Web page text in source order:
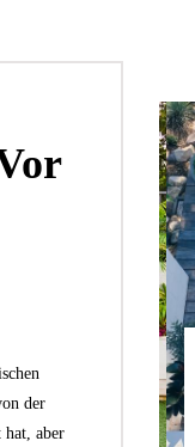
der
hat, aber
deinen
kannst
UND IDEEN